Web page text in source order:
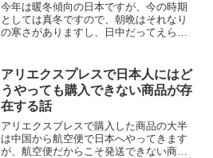
今年は暖冬傾向の日本ですが、今の時期
としては真冬ですので、朝晩はそれなり
の寒さがありますし、日中だってえらく
もなく冷えてしまうことがあります。足
先の冷えを防ぐために温か...
アリエクスプレスで日本人にはど
うやっても購入できない商品が存
在する話
アリエクスプレスで購入した商品の大半
は中国から航空便で日本へやってきます
が、航空便だからこそ発送できない商品